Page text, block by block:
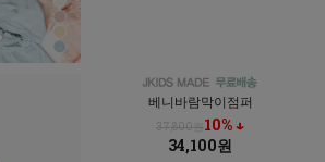
베니바람막이점퍼
37,800원10% ↓
34,100원